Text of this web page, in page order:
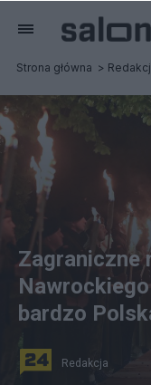
Strona główna
Zagraniczne
bardzo
Redakcja